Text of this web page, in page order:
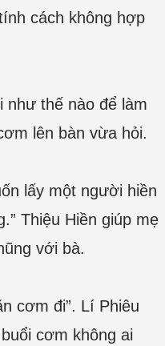
cách không hợp
như thế nào để làm
lên bàn vừa hỏi.
lấy một người hiền
Thiệu Hiền giúp mẹ
với bà.
cơm đi”. Lí Phiêu
cơm không ai